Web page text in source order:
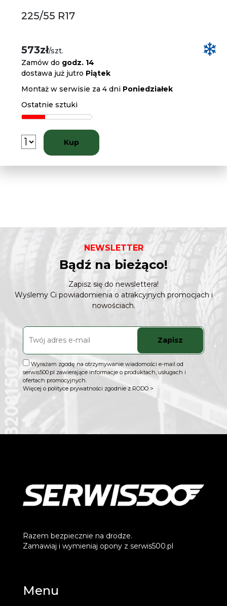
225/55 R17
573zł/szt.
Zamów do godz. 14
dostawa już jutro Piątek
Montaż w serwisie za 4 dni Poniedziałek
Ostatnie sztuki
Kup
NEWSLETTER
Bądź na bieżąco!
Zapisz się do newslettera!
Wyślemy Ci powiadomienia o atrakcyjnych promocjach i
nowościach.
Zapisz
Wyrażam zgodę na otrzymywanie wiadomości e-mail od
serwis500.pl zawierające informacje o produktach, usługach i
ofertach promocyjnych.
Więcej o polityce prywatności zgodnie z RODO >
Razem bezpiecznie na drodze.
Zamawiaj i wymieniaj opony z serwis500.pl
Menu